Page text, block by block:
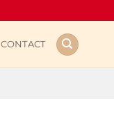
CONTACT